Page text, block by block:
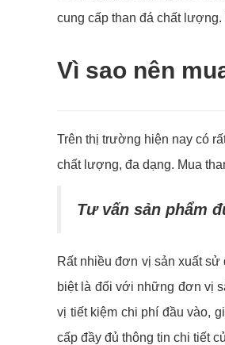
cung cấp than đá chất
Vì sao nên
Trên thị trường hiện nay có
chất lượng, đa dạng. Mua
Tư vấn sản phẩm
Rất nhiều đơn vị sản xuất
biệt là đối với những đơn vị
vị tiết kiệm chi phí đầu vào,
cấp đầy đủ thông tin chi tiết